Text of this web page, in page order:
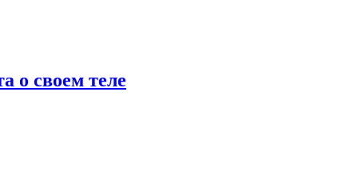
о своем теле